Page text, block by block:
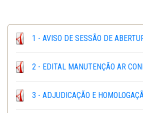
1 - AVISO DE SESSÃO DE
2 - EDITAL MANUTENÇÃO AR
3 - ADJUDICAÇÃO E